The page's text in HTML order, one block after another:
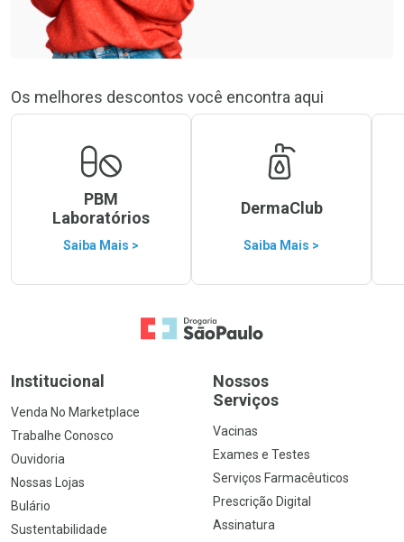
Os melhores descontos você encontra aqui
PBM
Laboratórios
Saiba Mais >
DermaClub
Saiba Mais >
Ir para a Home
Institucional
Venda No Marketplace
Trabalhe Conosco
Ouvidoria
Nossas Lojas
Bulário
Sustentabilidade
Nossos
Serviços
Vacinas
Exames e Testes
Serviços Farmacêuticos
Prescrição Digital
Assinatura